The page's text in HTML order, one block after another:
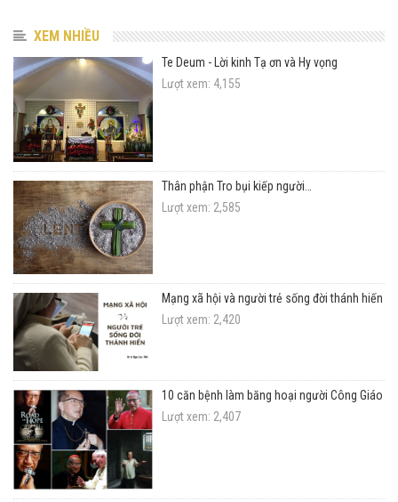
XEM NHIỀU
Te Deum - Lời kinh Tạ ơn và Hy vọng
Lượt xem: 4,155
Thân phận Tro bụi kiếp người…
Lượt xem: 2,585
Mạng xã hội và người trẻ sống đời thánh hiến
Lượt xem: 2,420
10 căn bệnh làm băng hoại người Công Giáo
Lượt xem: 2,407